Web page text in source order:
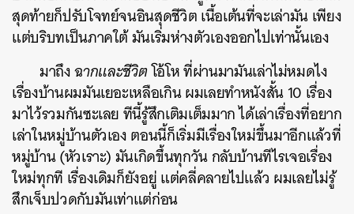
สุดท้ายก็ปรับโจทย์จนอินสุดชีวิต เนื้อเต้นที่จะเล่ามัน เพียง
แต่บริบทเป็นภาคใต้ มันเริ่มห่างตัวเองออกไปเท่านั้นเอง
มาถึงฉากและชีวิตโอ้โห ที่ผ่านมามันเล่าไม่หมดไง
เรื่องบ้านผมมันเยอะเหลือเกิน ผมเลยทำหนังสั้น 10 เรื่อง
มาไว้รวมกันซะเลย ทีนี้รู้สึกเติมเต็มมาก ได้เล่าเรื่องที่อยาก
เล่าในหมู่บ้านตัวเอง ตอนนี้ก็เริ่มมีเรื่องใหม่ขึ้นมาอีกแล้วที่
หมู่บ้าน (หัวเราะ) มันเกิดขึ้นทุกวัน กลับบ้านทีไรเจอเรื่อง
ใหม่ทุกที เรื่องเดิมก็ยังอยู่ แต่คลี่คลายไปแล้ว ผมเลยไม่รู้
สึกเจ็บปวดกับมันเท่าแต่ก่อน